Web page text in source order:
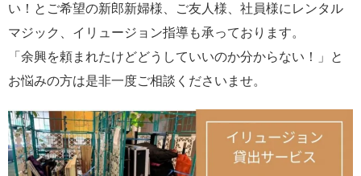
い！とご希望の新郎新婦様、ご友人様、社員様にレンタル
マジック、イリュージョン指導も承っております。
「余興を頼まれたけどどうしていいのか分からない！」と
お悩みの方は是非一度ご相談くださいませ。